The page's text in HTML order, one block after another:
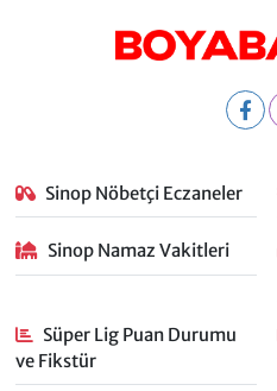
Sinop Nöbetçi Eczaneler
Sinop Namaz Vakitleri
Süper Lig Puan Durumu
ve Fikstür